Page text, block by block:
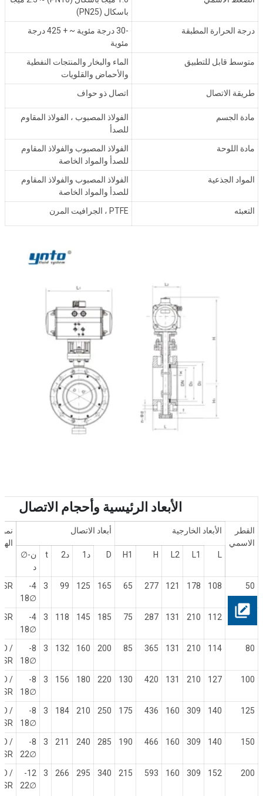
باسكال (PN25)
درجة الحرارة المطبقة
-30 درجة مئوية ~ + 425 درجة
مئوية
متوسط قابل للتطبيق
الماء والبخار والمنتجات النفطية
والأحماض والقلويات
طريقة الاتصال
اتصال ذو حواف
مادة الجسم
الفولاذ المصبوب ، الفولاذ المقاوم
للصدأ
مادة اللوحة
الفولاذ المصبوب والفولاذ المقاوم
للصدأ والمواد الخاصة
المواد الجذعية
الفولاذ المصبوب والفولاذ المقاوم
للصدأ والمواد الخاصة
التعبئه
PTFE ، الجرافيت المرن
الأبعاد الرئيسية وأحجام الاتصال
القطر
الاسمي
الأبعاد الخارجية أبعاد الاتصال
L
L1
L2
H
H1
D د1 د2 t ن-∅
د
50
108
178
121
277
65
165
125
99
3
4-
∅18
65
112
210
131
287
75
185
145
118
3
4-
∅18
80
114
210
131
365
85
200
160
132
3
8-
∅18
/
100
127
210
131
420
130
220
180
156
3
8-
∅18
/
125
140
309
160
436
175
250
210
184
3
8-
∅18
/
150
140
309
160
466
190
285
240
211
3
8-
∅22
/
200
152
309
160
593
215
340
295
266
3
12-
∅22
/